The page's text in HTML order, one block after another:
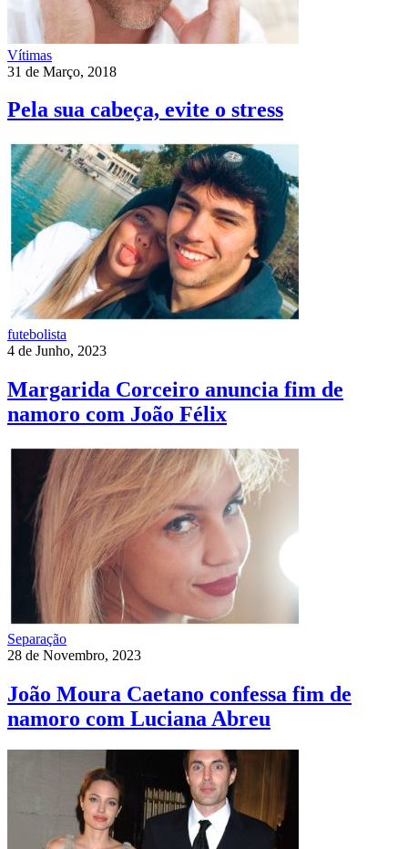
Vítimas
31 de Março, 2018
Pela sua cabeça, evite o stress
futebolista
4 de Junho, 2023
Margarida Corceiro anuncia fim de
namoro com João Félix
Separação
28 de Novembro, 2023
João Moura Caetano confessa fim de
namoro com Luciana Abreu